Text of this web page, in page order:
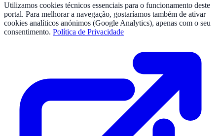
Utilizamos cookies técnicos essenciais para o funcionamento deste
portal. Para melhorar a navegação, gostaríamos também de ativar
cookies analíticos anónimos (Google Analytics), apenas com o seu
consentimento. Política de Privacidade